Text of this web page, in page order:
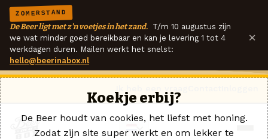
ZOMERSTAND
De Beer ligt met z'n voetjes in het zand. T/m 10 augustus zijn
we wat minder goed bereikbaar en kan je levering 1 tot 4
werkdagen duren. Mailen werkt het snelst:
hello@beerinabox.nl
×
Koekje erbij?
De Beer houdt van cookies, het liefst met honing.
Zodat zijn site super werkt en om lekker te